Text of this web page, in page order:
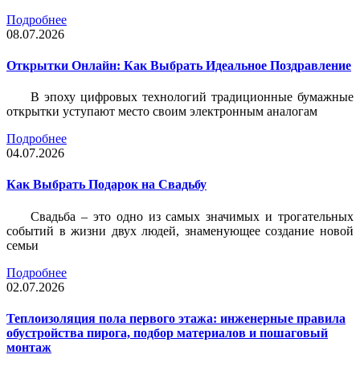
Подробнее
08.07.2026
Открытки Онлайн: Как Выбрать Идеальное Поздравление
В эпоху цифровых технологий традиционные бумажные
открытки уступают место своим электронным аналогам
Подробнее
04.07.2026
Как Выбрать Подарок на Свадьбу
Свадьба – это одно из самых значимых и трогательных
событий в жизни двух людей, знаменующее создание новой
семьи
Подробнее
02.07.2026
Теплоизоляция пола первого этажа: инженерные правила
обустройства пирога, подбор материалов и пошаговый
монтаж